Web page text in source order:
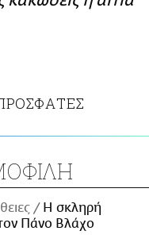
H σκληρή
Πάνο Βλάχο